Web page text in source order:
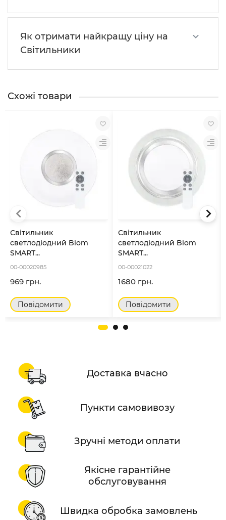
Як отримати найкращу ціну на
Світильники
Схожі товари
Світильник
светлодіодний Biom
SMART...
00-00020985
969 грн.
Повідомити
Світильник
светлодіодний Biom
SMART...
00-00021022
1680 грн.
Повідомити
Доставка вчасно
Пункти самовивозу
Зручні методи оплати
Якісне гарантійне
обслуговування
Швидка обробка замовлень